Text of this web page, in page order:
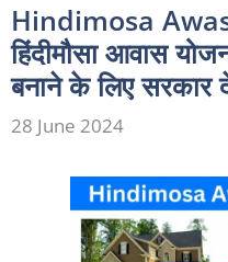
Hindimosa
हिंदीमौसा आवास
बनाने के लिए सरकार
28 June 2024